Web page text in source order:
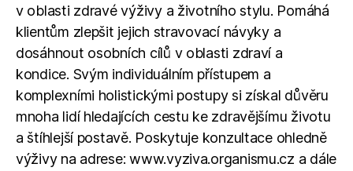
v oblasti zdravé výživy a životního stylu. Pomáhá
klientům zlepšit jejich stravovací návyky a
dosáhnout osobních cílů v oblasti zdraví a
kondice. Svým individuálním přístupem a
komplexními holistickými postupy si získal důvěru
mnoha lidí hledajících cestu ke zdravějšímu životu
a štíhlejší postavě. Poskytuje konzultace ohledně
výživy na adrese: www.vyziva.organismu.cz a dále